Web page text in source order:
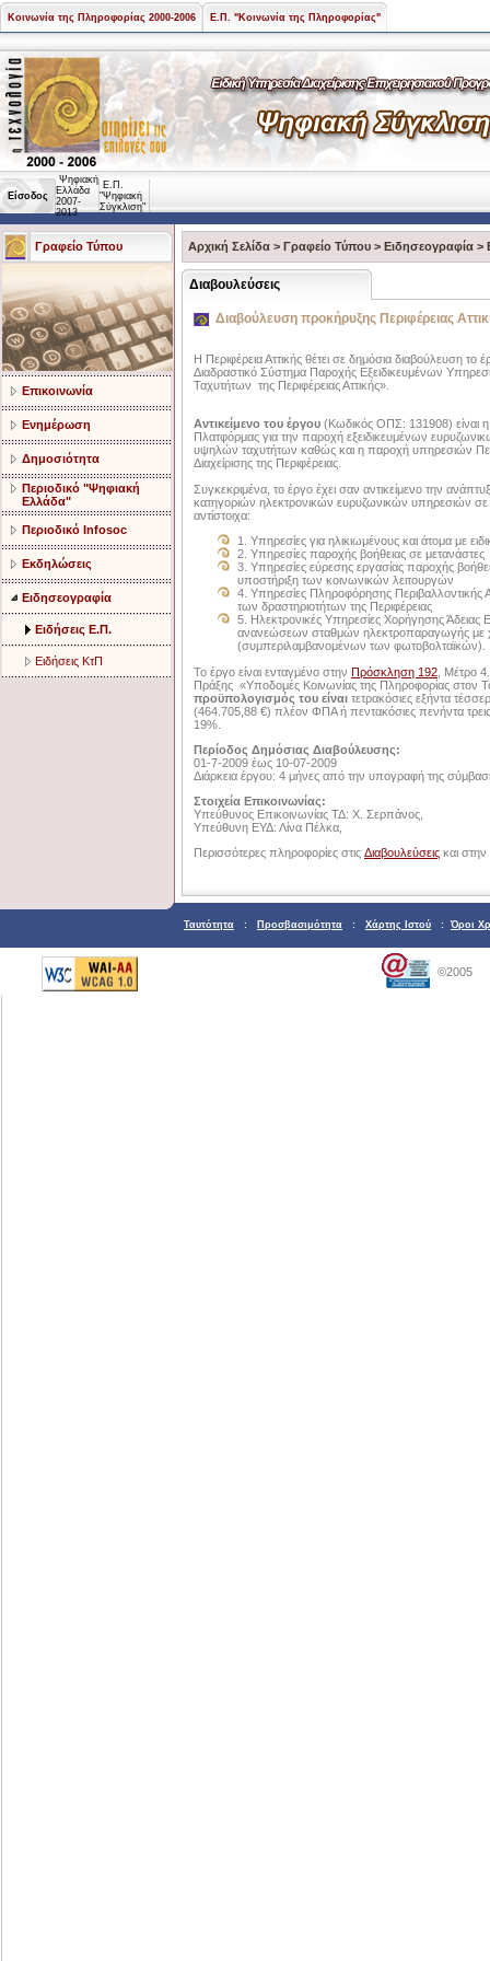
Κοινωνία της Πληροφορίας 2000-2006 Ε.Π. "Κοινωνία της Πληροφορίας"
Είσοδος
Ψηφιακή
Ελλάδα
2007-
2013
Ε.Π.
"Ψηφιακή
Σύγκλιση"
Γραφείο Τύπου
Επικοινωνία
Ενημέρωση
Δημοσιότητα
Περιοδικό "Ψηφιακή
Ελλάδα"
Περιοδικό Infosoc
Εκδηλώσεις
Ειδησεογραφία
Ειδήσεις Ε.Π.
Ειδήσεις ΚτΠ
Αρχική Σελίδα > Γραφείο Τύπου > Ειδησεογραφία >
Διαβουλεύσεις
Διαβούλευση προκήρυξης Περιφέρειας
Η Περιφέρεια Αττικής θέτει σε δημόσια διαβούλευση το
Διαδραστικό Σύστημα Παροχής Εξειδικευμένων
Ταχυτήτων της Περιφέρειας Αττικής».
Αντικείμενο του έργου (Κωδικός ΟΠΣ: 131908) είναι
Πλατφόρμας για την παροχή εξειδικευμένων
υψηλών ταχυτήτων καθώς και η παροχή υπηρεσιών
Διαχείρισης της Περιφέρειας.
Συγκεκριμένα, το έργο έχει σαν αντικείμενο την
κατηγοριών ηλεκτρονικών ευρυζωνικών υπηρεσιών σε
αντίστοιχα:
1. Υπηρεσίες για ηλικιωμένους και άτομα με
2. Υπηρεσίες παροχής βοήθειας σε μετανάστες
3. Υπηρεσίες εύρεσης εργασίας παροχής
υποστήριξη των κοινωνικών λειτουργών
4. Υπηρεσίες Πληροφόρησης Περιβαλλοντικής
των δραστηριοτήτων της Περιφέρειας
5. Ηλεκτρονικές Υπηρεσίες Χορήγησης Άδειας
ανανεώσεων σταθμών ηλεκτροπαραγωγής με
(συμπεριλαμβανομένων των φωτοβολταϊκών).
Το έργο είναι ενταγμένο στην Πρόσκληση 192 , Μέτρο
Πράξης «Υποδομές Κοινωνίας της Πληροφορίας στον
προϋπολογισμός του είναι τετρακόσιες εξήντα
(464.705,88 €) πλέον ΦΠΑ ή πεντακόσιες πενήντα
19%.
Περίοδος Δημόσιας Διαβούλευσης:
01-7-2009 έως 10-07-2009
Διάρκεια έργου: 4 μήνες από την υπογραφή της
Στοιχεία Επικοινωνίας:
Υπεύθυνος Επικοινωνίας ΤΔ: Χ. Σερπάνος,
Υπεύθυνη ΕΥΔ: Λίνα Πέλκα,
Περισσότερες πληροφορίες στις Διαβουλεύσεις και
Ταυτότητα : Προσβασιμότητα : Χάρτης Ιστού : Όροι
©2005